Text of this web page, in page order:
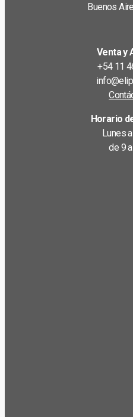
Buenos
Venta y
+54 11
Horario
Lunes
de 9